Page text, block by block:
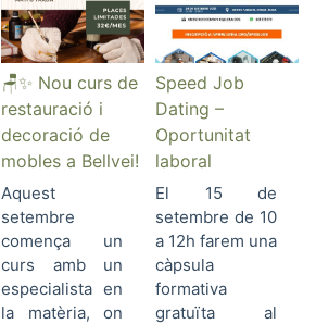
🪑✨ Nou curs de
restauració i
decoració de
mobles a Bellvei!
Aquest
setembre
comença un
curs amb un
especialista en
la matèria, on
Speed Job
Dating –
Oportunitat
laboral
El 15 de
setembre de 10
a 12h farem una
càpsula
formativa
gratuïta al